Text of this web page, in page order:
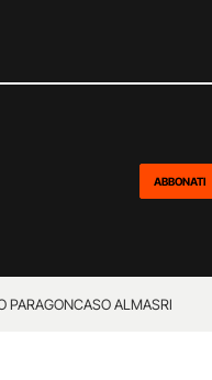
ABBONATI
PARAGONCASO ALMASRI